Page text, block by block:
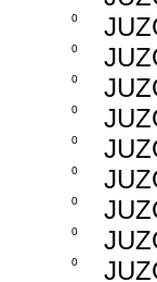
0
0
0
0
0
0
0
0
0